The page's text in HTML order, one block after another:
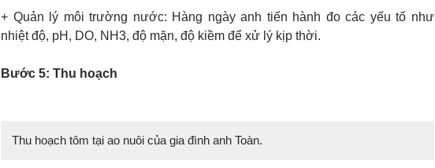
+ Quản lý môi trường nước: Hàng ngày anh tiến hành đo các yếu tố như
nhiệt độ, pH, DO, NH3, độ mặn, độ kiềm để xử lý kịp thời.
Bước 5: Thu hoạch
Thu hoạch tôm tại ao nuôi của gia đình anh Toàn.